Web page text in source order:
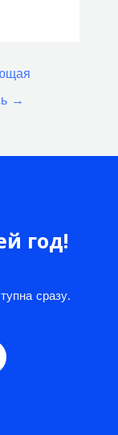
→
год!
сразу.